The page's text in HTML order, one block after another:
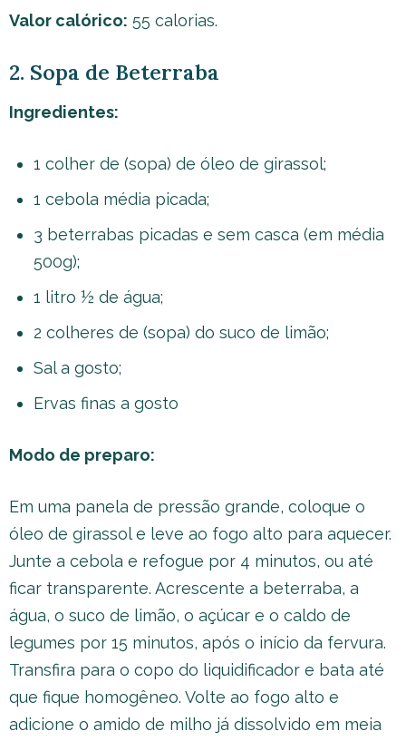
Valor calórico: 55 calorias.
2. Sopa de Beterraba
Ingredientes:
1 colher de (sopa) de óleo de girassol;
1 cebola média picada;
3 beterrabas picadas e sem casca (em média
500g);
1 litro ½ de água;
2 colheres de (sopa) do suco de limão;
Sal a gosto;
Ervas finas a gosto
Modo de preparo:
Em uma panela de pressão grande, coloque o
óleo de girassol e leve ao fogo alto para aquecer.
Junte a cebola e refogue por 4 minutos, ou até
ficar transparente. Acrescente a beterraba, a
água, o suco de limão, o açúcar e o caldo de
legumes por 15 minutos, após o início da fervura.
Transfira para o copo do liquidificador e bata até
que fique homogêneo. Volte ao fogo alto e
adicione o amido de milho já dissolvido em meia